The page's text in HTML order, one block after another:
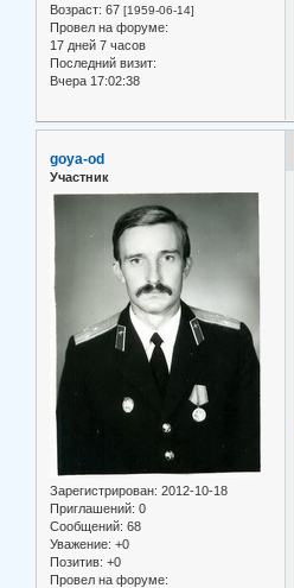
Возраст: 67 [1959-06-14]
Провел на форуме:
17 дней 7 часов
Последний визит:
Вчера 17:02:38
goya-od
Участник
Зарегистрирован: 2012-10-18
Приглашений: 0
Сообщений: 68
Уважение: +0
Позитив: +0
Провел на форуме: